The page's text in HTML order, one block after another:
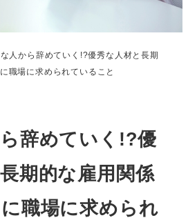
人から辞めていく!?優秀な人材と長期
職場に求められていること
辞めていく!?優
期的な雇用関係
職場に求められ